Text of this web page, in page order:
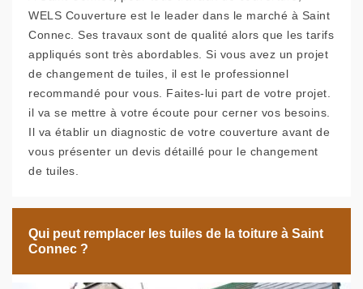
WELS Couverture est le leader dans le marché à Saint
Connec. Ses travaux sont de qualité alors que les tarifs
appliqués sont très abordables. Si vous avez un projet
de changement de tuiles, il est le professionnel
recommandé pour vous. Faites-lui part de votre projet.
il va se mettre à votre écoute pour cerner vos besoins.
Il va établir un diagnostic de votre couverture avant de
vous présenter un devis détaillé pour le changement
de tuiles.
Qui peut remplacer les tuiles de la toiture à Saint
Connec ?